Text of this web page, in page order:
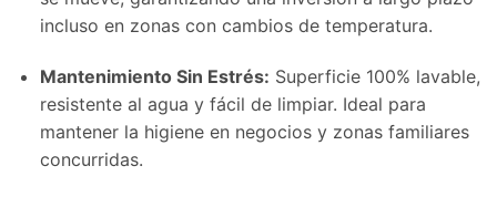
incluso en zonas con cambios de temperatura.
Mantenimiento Sin Estrés: Superficie 100% lavable,
resistente al agua y fácil de limpiar. Ideal para
mantener la higiene en negocios y zonas familiares
concurridas.